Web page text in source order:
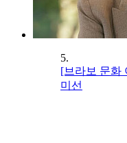
5.
[브라보 문화
미선